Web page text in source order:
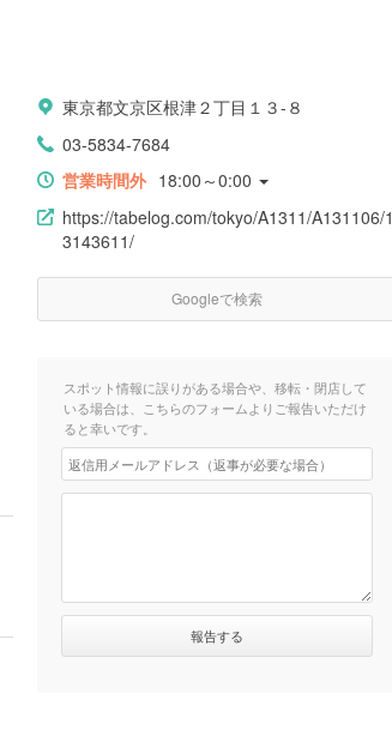
東京都文京区根津２丁目１３-８
03-5834-7684
営業時間外 18:00～0:00
https://tabelog.com/tokyo/A1311/A131106/1
3143611/
Googleで検索
スポット情報に誤りがある場合や、移転・閉店して
いる場合は、こちらのフォームよりご報告いただけ
ると幸いです。